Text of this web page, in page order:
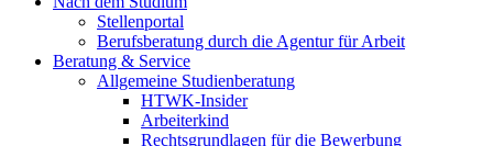
Stellenportal
Berufsberatung durch die Agentur für Arbeit
Beratung & Service
Allgemeine Studienberatung
HTWK-Insider
Arbeiterkind
Rechtsgrundlagen für die Bewerbung